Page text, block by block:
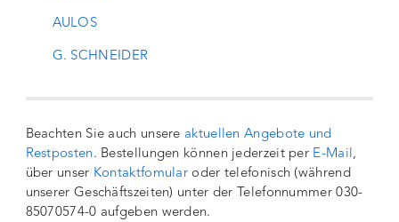
AULOS
G. SCHNEIDER
Beachten Sie auch unsere aktuellen Angebote und
Restposten. Bestellungen können jederzeit per E-Mail,
über unser Kontaktfomular oder telefonisch (während
unserer Geschäftszeiten) unter der Telefonnummer 030-
85070574-0 aufgeben werden.